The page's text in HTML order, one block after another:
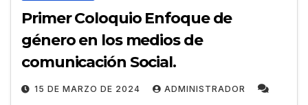
Primer Coloquio Enfoque de
género en los medios de
comunicación Social.
15 DE MARZO DE 2024 ADMINISTRADOR